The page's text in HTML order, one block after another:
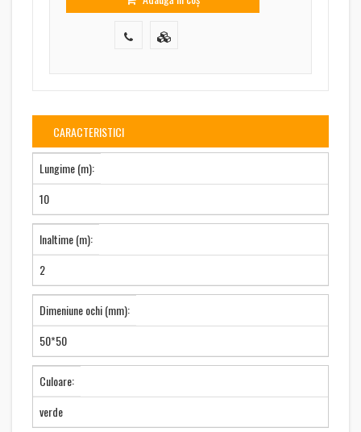
CARACTERISTICI
Lungime (m):
10
Inaltime (m):
2
Dimeniune ochi (mm):
50*50
Culoare:
verde